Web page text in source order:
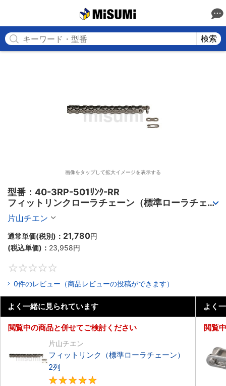
検索
画像をタップして拡大イメージを表示する
型番：40-3RP-501ﾘﾝｸ-RR
フィットリンクローラチェーン（標準ローラチェー
ン） 3列
片山チエン
通常単価(税別)： 21,780円
(税込単価)： 23,958円
0件のレビュー（商品レビューの投稿ができます）
よく一緒に見られています
閲覧中の商品と併せてご検討ください
片山チエン
フィットリンク（標準ローラチェーン）
2列
よく
閲覧